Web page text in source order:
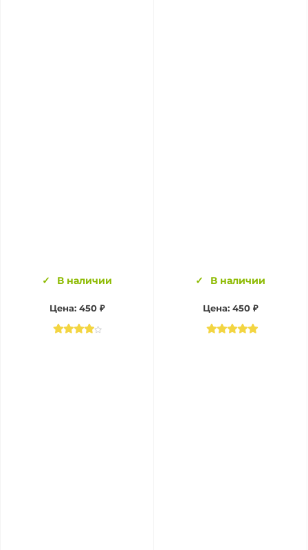
В наличии
Цена: 450 ₽
В наличии
Цена: 450 ₽